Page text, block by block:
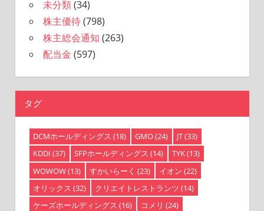
未分類(34)
株主優待(798)
株主総会通知 (263)
配当金 (597)
タグ
DCMホールディングス (18) GMO(24) JT(33)
KDDI (37) SFPホールディングス (14) TYK(13)
WOWOW(13) すかいらーく (23) イオン (22)
オリックス (32) クリエイトレストランツ (14)
ケーズホールディングス (16) コメリ (24)